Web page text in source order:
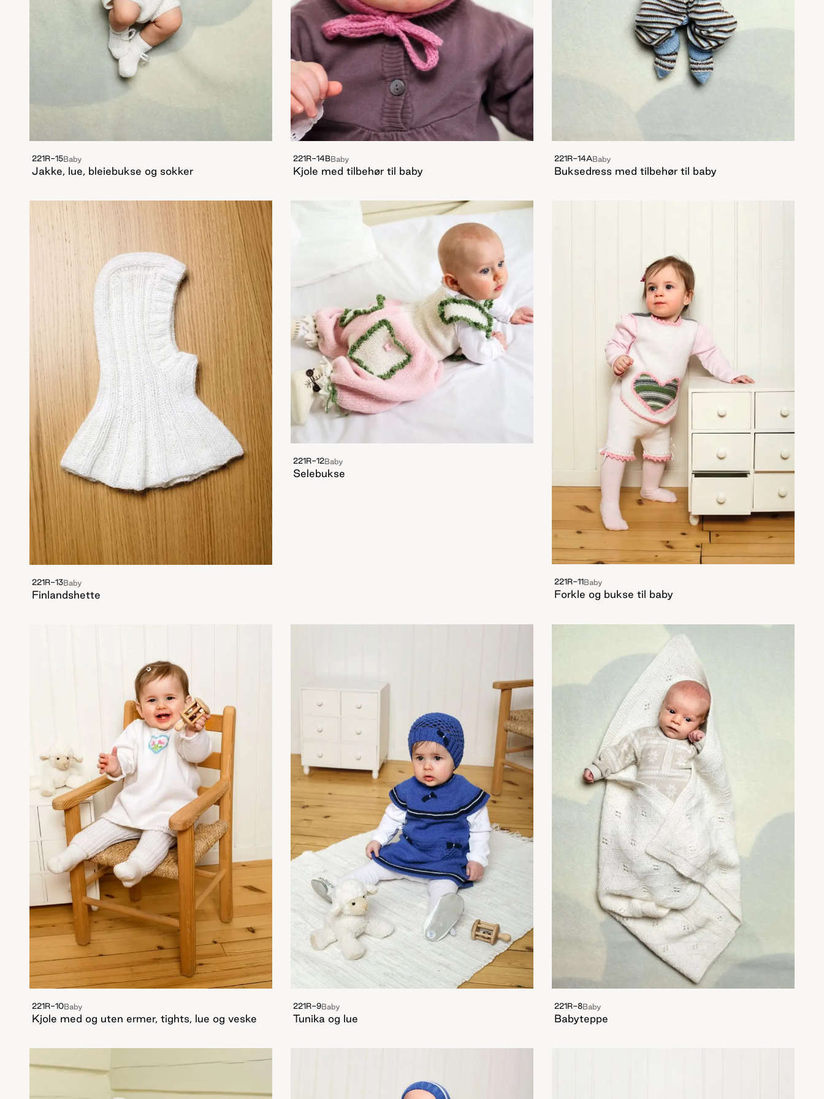
221R-15Baby
Jakke, lue, bleiebukse og sokker
221R-14BBaby
Kjole med tilbehør til baby
221R-14ABaby
Buksedress med tilbehør til baby
221R-13Baby
Finlandshette
221R-12Baby
Selebukse
221R-11Baby
Forkle og bukse til baby
221R-10Baby
Kjole med og uten ermer, tights, lue og veske
221R-9Baby
Tunika og lue
221R-8Baby
Babyteppe